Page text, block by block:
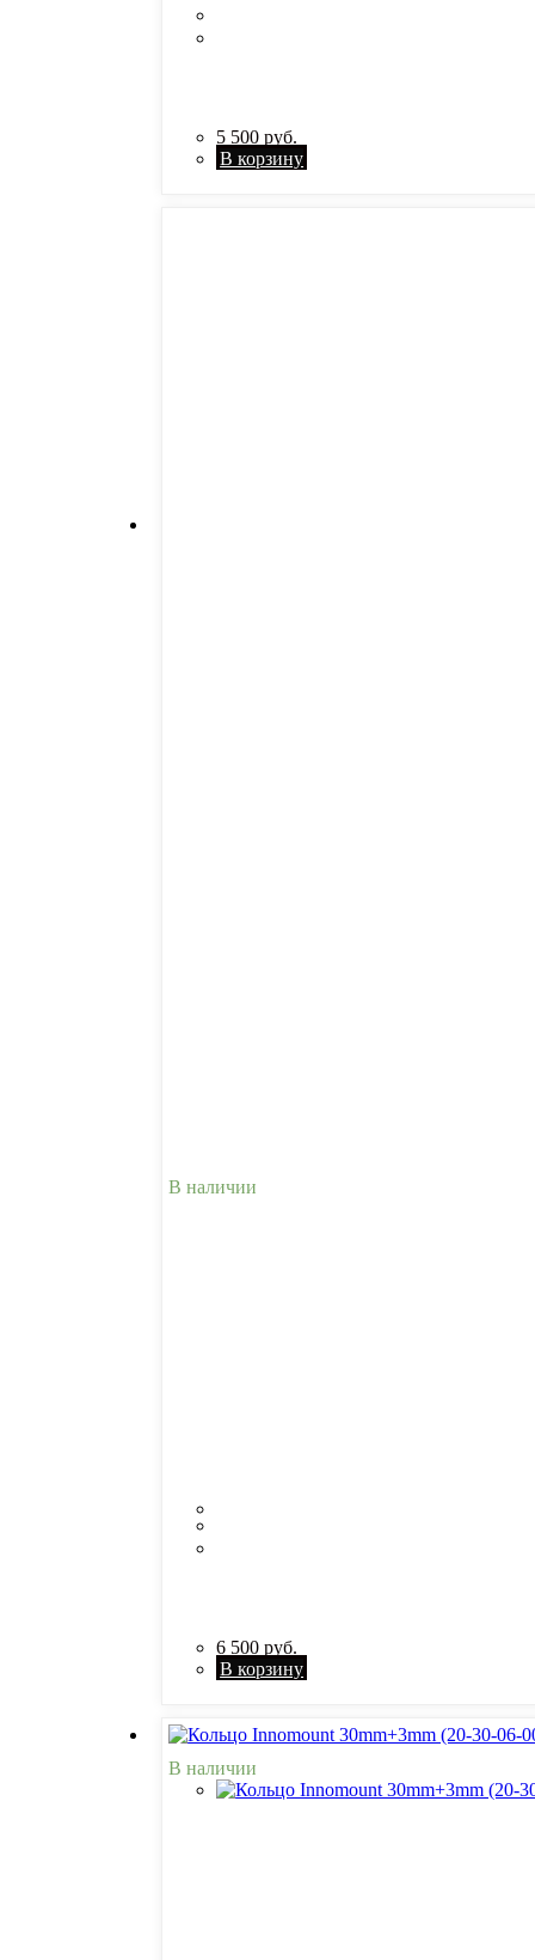
5 500руб.
В корзину
В наличии
6 500руб.
В корзину
В наличии